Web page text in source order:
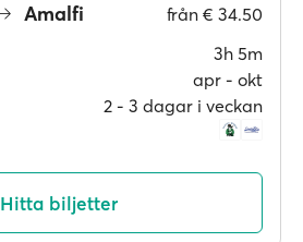
Amalfi från € 34.50
3h 5m
apr ‐ okt
2 ‐ 3 dagar i veckan
Hitta biljetter